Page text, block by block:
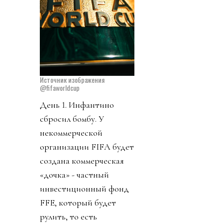
Источник изображения
@fifaworldcup
День 1. Инфантино
сбросил бомбу. У
некоммерческой
организации FIFA будет
создана коммерческая
«дочка» - частный
инвестиционный фонд
FFE, который будет
рулить, то есть